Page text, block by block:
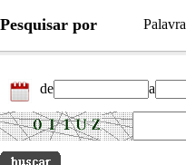
Pesquisar por Palavra
de a